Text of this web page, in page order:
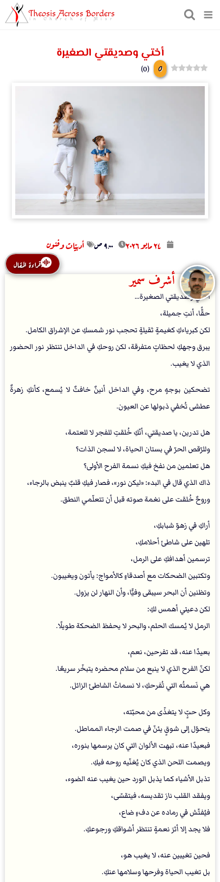
Theosis Across Borders
in Church of Misr
أختي وصديقتي الصغيرة
0
(
0
)
۲٤ مايو ۲۰۲٦ ۹:۰۰ ص أدبيّات وفنون
قراءة المقال
أشرف سمير
أختي وصديقتي الصغيرة…
حقًّا، أنتِ جميلة،
لكن كبرياءكِ كغيمةٍ ثقيلةٍ تحجب نور شمسكِ عن الإشراق الكامل.
يبرق وجهكِ لحظاتٍ متفرقة، لكن روحكِ في الداخل تنتظر نور الحضور
الذي لا يغيب.
تضحكين بوجهٍ مرح، وفي الداخل أنينٌ خافتٌ لا يُسمع، كأنكِ زهرةٌ
عطشى تُخفي ذبولها عن العيون.
هل تدرين، يا صديقتي، أنّكِ خُلقتِ للفجر لا للعتمة،
وللرّقص الحرّ في بستان الحياة، لا لسجن الذات؟
هل تعلمين من نفخ فيكِ نسمة الفرح الأولى؟
ذاك الذي قال في البدء: «ليكن نور»، فصار فيكِ قلبٌ ينبض بالرجاء،
وروحٌ خُلقت على نغمة صوته قبل أن تتعلّمي النطق.
أراكِ في زهوّ شبابكِ،
تلهين على شاطئ أحلامكِ،
ترسمين أهدافكِ على الرمل،
وتكتبين الضحكات مع أصدقاءٍ كالأمواج: يأتون ويغيبون.
وتظنين أن البحر سيبقى وفيًّا، وأن النهار لن يزول.
لكن دعيني أهمس لكِ:
الرمل لا يُمسك الحلم، والبحر لا يحفظ الضحكة طويلًا.
بعيدًا عنه، قد تفرحين، نعم،
لكنّ الفرح الذي لا ينبع من سلام محضره يتبخّر سريعًا.
هي نَسمتُه التي تُفرحكِ، لا نسماتُ الشاطئ الزائل.
وكل حبٍّ لا يتغذّى من محبّته،
يتحوّل إلى شوقٍ يئنّ في صمت الرجاء المماطل.
فبعيدًا عنه، تبهت الألوان التي كان يرسمها بنوره،
ويصمت اللحن الذي كان يُغنّيه روحه فيكِ.
تذبل الأشياء كما يذبل الورد حين يغيب عنه الضوء،
ويفقد القلب نارَ تقديسه، فيتقسّى،
فيُفتّش في رماده عن دفءٍ ضاع،
فلا يجد إلا أثرَ نعمةٍ تنتظر أشواقكِ ورجوعكِ.
فحين تغيبين عنه، لا يغيب هو،
بل تغيب الحياة وفرحها وسلامها عنكِ.